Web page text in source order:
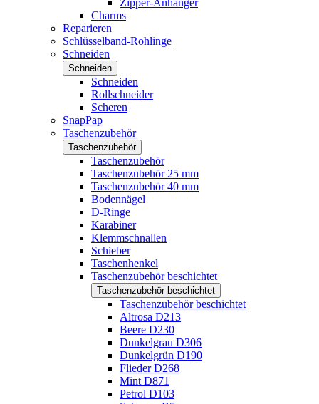
Zipper-Anhänger
Charms
Reparieren
Schlüsselband-Rohlinge
Schneiden
Schneiden
Schneiden
Rollschneider
Scheren
SnapPap
Taschenzubehör
Taschenzubehör
Taschenzubehör
Taschenzubehör 25 mm
Taschenzubehör 40 mm
Bodennägel
D-Ringe
Karabiner
Klemmschnallen
Schieber
Taschenhenkel
Taschenzubehör beschichtet
Taschenzubehör beschichtet
Taschenzubehör beschichtet
Altrosa D213
Beere D230
Dunkelgrau D306
Dunkelgrün D190
Flieder D268
Mint D871
Petrol D103